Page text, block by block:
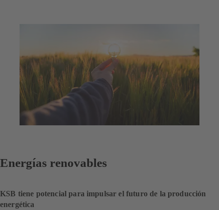
Energías renovables
KSB tiene potencial para impulsar el futuro de la producción
energética